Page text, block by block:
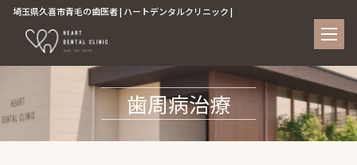
埼玉県久喜市青毛の歯医者 | ハートデンタルクリニック |
歯周病治療